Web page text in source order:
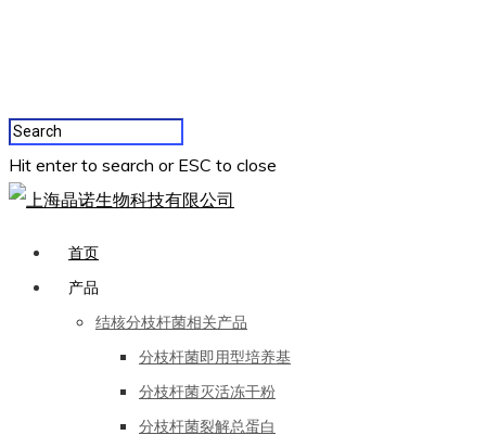
Hit enter to search or ESC to close
首页
产品
结核分枝杆菌相关产品
分枝杆菌即用型培养基
分枝杆菌灭活冻干粉
分枝杆菌裂解总蛋白